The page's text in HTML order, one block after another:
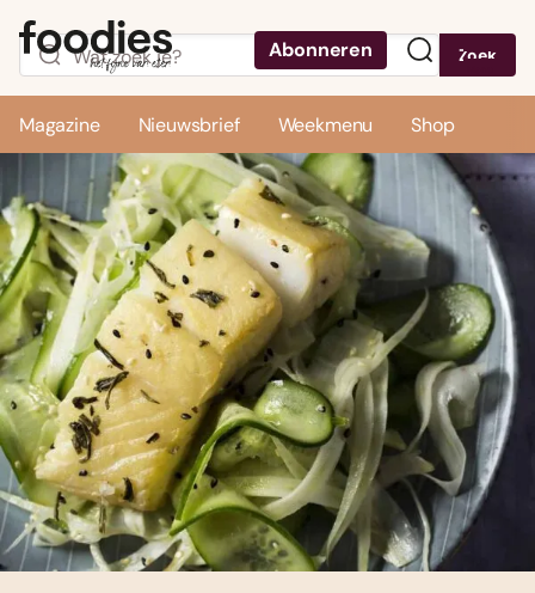
Abonneren Zoek
Magazine Nieuwsbrief Weekmenu Shop